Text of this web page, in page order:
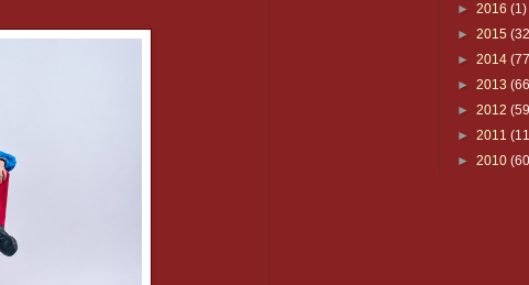
► 2016 (1)
► 2015
► 2014
► 2013
► 2012
► 2011
► 2010